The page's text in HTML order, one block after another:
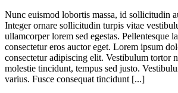
Nunc euismod lobortis massa, id sollicitudin
Integer ornare sollicitudin turpis vitae
ullamcorper lorem sed egestas. Pellentesque
consectetur eros auctor eget. Lorem ipsum
consectetur adipiscing elit. Vestibulum tortor
molestie tincidunt, tempus sed justo.
varius. Fusce consequat tincidunt [...]